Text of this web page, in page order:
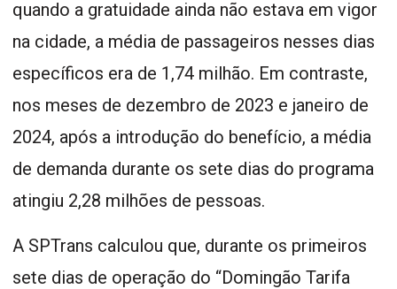
quando a gratuidade ainda não estava em vigor
na cidade, a média de passageiros nesses dias
específicos era de 1,74 milhão. Em contraste,
nos meses de dezembro de 2023 e janeiro de
2024, após a introdução do benefício, a média
de demanda durante os sete dias do programa
atingiu 2,28 milhões de pessoas.
A SPTrans calculou que, durante os primeiros
sete dias de operação do “Domingão Tarifa